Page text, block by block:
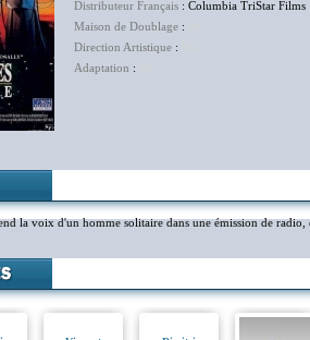
Distributeur Français : Columbia TriStar Films
Maison de Doublage :
Direction Artistique :
Adaptation :
la voix d'un homme solitaire dans une émission de radio,